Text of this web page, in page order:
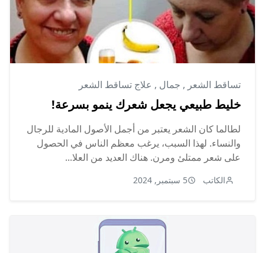
تساقط الشعر , جمال , علاج تساقط الشعر
خليط طبيعي يجعل شعرك ينمو بسرعة!
لطالما كان الشعر يعتبر من أجمل الأصول المادية للرجال
والنساء. لهذا السبب، يرغب معظم الناس في الحصول
على شعر ممتلئ ومرن. هناك العديد من العلا...
الكاتب 5 سبتمبر, 2024